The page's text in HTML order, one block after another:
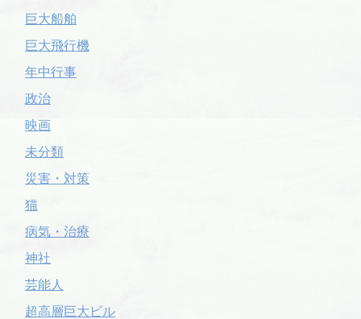
巨大船舶
巨大飛行機
年中行事
政治
映画
未分類
災害・対策
猫
病気・治療
神社
芸能人
超高層巨大ビル